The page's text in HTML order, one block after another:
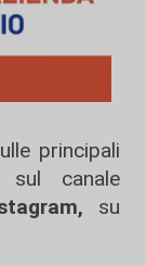
principali
sul canale
, su